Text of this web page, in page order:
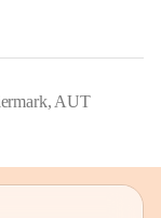
AUT